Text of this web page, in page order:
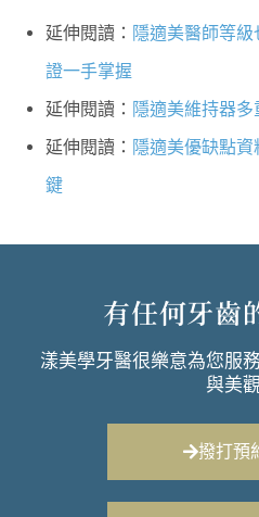
延伸閱讀： 隱適美醫師等
證一手掌握
延伸閱讀： 隱適美維持器多
延伸閱讀： 隱適美優缺點
鍵
有任何牙齒
漾美學牙醫很樂意為您服
與美
撥打預